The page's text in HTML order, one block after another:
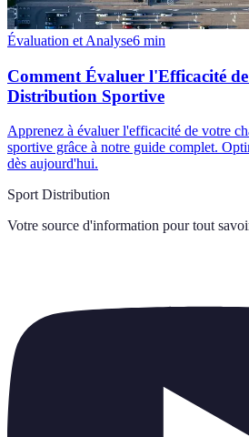
Évaluation et Analyse6 min
Comment Évaluer l'Efficacité
Distribution Sportive
Apprenez à évaluer l'efficacité de votre
sportive grâce à notre guide complet.
dès aujourd'hui.
Sport Distribution
Votre source d'information pour tout